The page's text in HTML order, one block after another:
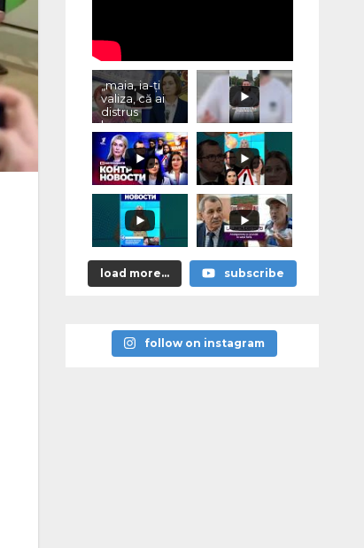
„maia, ia-ți
valiza, că ai
distrus
lumea, cu
«vremurile
astea bune”
load more... subscribe
follow on instagram